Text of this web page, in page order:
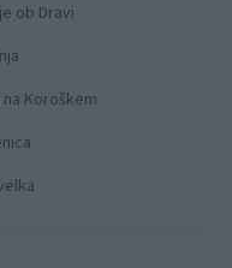
ob Dravi
na Koroškem